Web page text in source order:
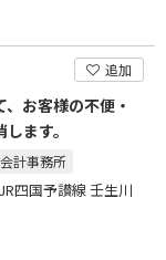
追加
お客様の不便・
ます。
会計事務所
四国予讃線 壬生川